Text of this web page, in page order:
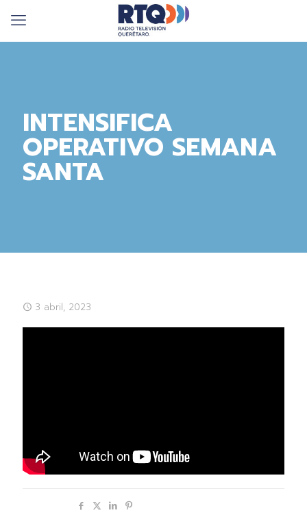
INTENSIFICA
OPERATIVO SEMANA
SANTA
3 abril, 2023